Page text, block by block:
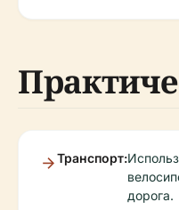
Транспорт:
дорога.